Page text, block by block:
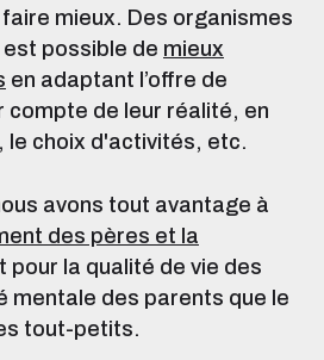
mieux. Des organismes
est possible de mieux
en adaptant l’offre de
compte de leur réalité, en
le choix d'activités, etc.
avons tout avantage à
des pères et la
pour la qualité de vie des
mentale des parents que le
tout-petits.